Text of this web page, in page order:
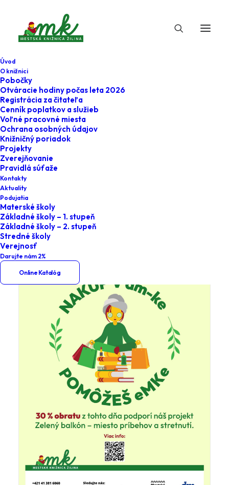
Úvod
O knižnici
Pobočky
Otváracie hodiny počas leta 2026
Registrácia za čitateľa
Cenník poplatkov a služieb
Voľné pracovné miesta
Ochrana osobných údajov
Knižničný poriadok
Projekty
Zverejňovanie
Pravidlá súťaže
Kontakty
Aktuality
Podujatia
Materské školy
Základné školy – 1. stupeň
Základné školy – 2. stupeň
Stredné školy
Verejnosť
Darujte nám 2%
Online Katalóg
Na úvodnej stránke
Aktuálne